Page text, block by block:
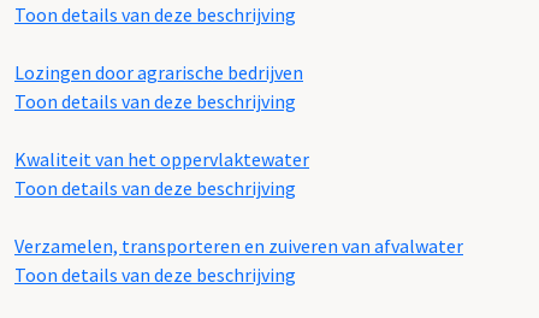
Toon details van deze beschrijving
Lozingen door agrarische bedrijven
Toon details van deze beschrijving
Kwaliteit van het oppervlaktewater
Toon details van deze beschrijving
Verzamelen, transporteren en zuiveren van afvalwater
Toon details van deze beschrijving